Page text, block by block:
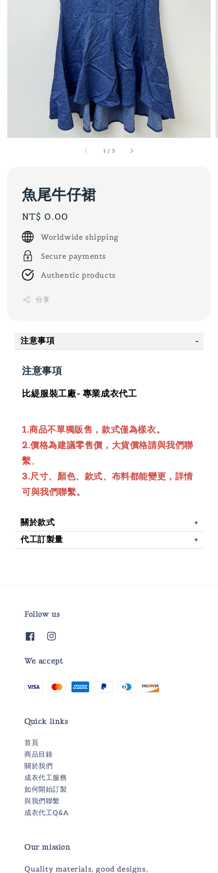
1 / 3
魚尾牛仔裙
Regular
price
NT$ 0.00
Worldwide shipping
Secure payments
Authentic products
分享
注意事項
注意事項
比緹服裝工廠- 專業成衣代工
1.商品不單獨販售，款式僅為樣衣。
2.價格為建議零售價，大貨價格請與我們聯
繫。
3.尺寸、顏色、款式、布料都能變更，詳情
可與我們聯繫。
關於款式
代工訂製量
Follow us
We accept
Quick links
首頁
商品目錄
關於我們
成衣代工服務
如何開始訂製
與我們聯繫
成衣代工Q&A
Our mission
Quality materials, good designs,